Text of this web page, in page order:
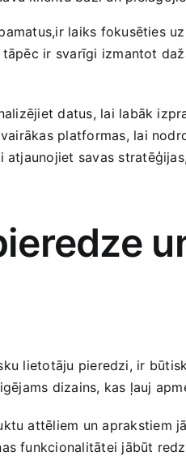
laiks fokusēties uz
ir svarīgi izmantot
datus, lai labāk
platformas, lai
atjaunojiet savas
lietotāju pieredzi, ir
dizains, kas ļauj
attēliem un aprakstiem
funkcionalitātei jābūt